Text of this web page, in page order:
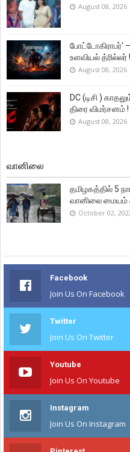
August 08, 2026
போட்டோகிராபர்'
உளவியல் த்ரில்லர்
August 08, 2026
DC (டிசி )
திரை விமர்சனம் !
August 08, 2026
வானிலை
தமிழகத்தில் 5
வானிலை மையம்
October 02,
Facebook
Join Us On Facebook
Twitter
Join Us On Twitter
Youtube
Join Us On Youtube
Instagram
Join Us On Instagram